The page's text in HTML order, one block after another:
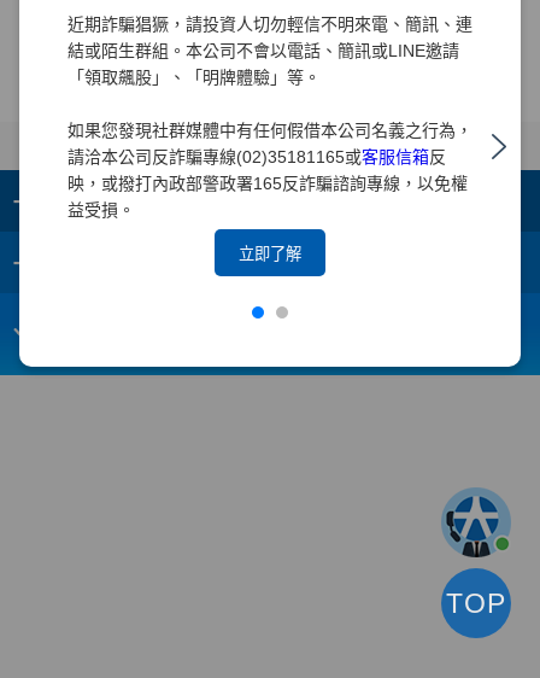
近期詐騙猖獗，請投資人切勿輕信不明來電、簡訊、連
結或陌生群組。本公司不會以電話、簡訊或LINE邀請
「領取飆股」、「明牌體驗」等。
如果您發現社群媒體中有任何假借本公司名義之行為，
請洽本公司反詐騙專線(02)35181165或客服信箱反
映，或撥打內政部警政署165反詐騙諮詢專線，以免權
益受損。
立即了解
+ 集團成員
+
webmaster@yuanta.com
TOP